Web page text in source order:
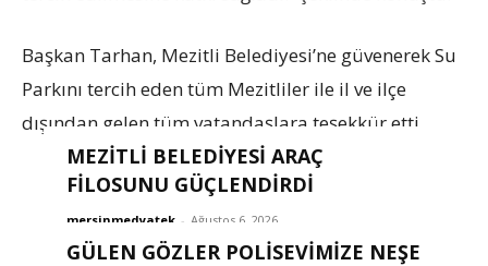
Başkan Tarhan, Mezitli Belediyesi’ne güvenerek Su
Parkını tercih eden tüm Mezitliler ile il ve ilçe
dışından gelen tüm vatandaşlara teşekkür etti.
MEZİTLİ BELEDİYESİ ARAÇ
FİLOSUNU GÜÇLENDİRDİ
mersinmedyatek - Ağustos 6, 2026
GÜLEN GÖZLER POLISEVIMIZE NEŞE